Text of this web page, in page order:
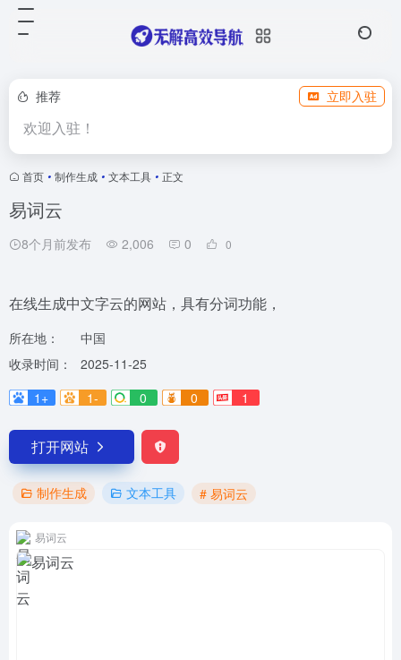
推荐 立即入驻
欢迎入驻！
首页 • 制作生成 • 文本工具 • 正文
易词云
8个月前发布 2,006 0 0
在线生成中文字云的网站，具有分词功能，
所在地：
中国
收录时间：
2025-11-25
1+
1- 0 0 1
打开网站
制作生成 文本工具 # 易词云
易词云